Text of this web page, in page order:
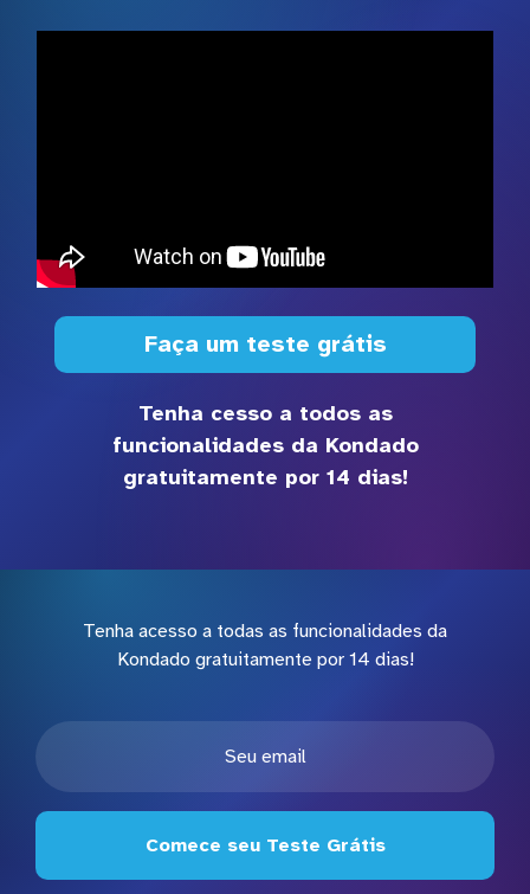
Faça um teste grátis
Tenha cesso a todos as
funcionalidades da Kondado
gratuitamente por 14 dias!
Tenha acesso a todas as funcionalidades da
Kondado gratuitamente por 14 dias!
Comece seu Teste Grátis